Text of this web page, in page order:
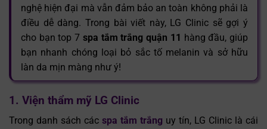
nghệ hiện đại mà vẫn đảm bảo an toàn không phải là
điều dễ dàng. Trong bài viết này, LG Clinic sẽ gợi ý
cho bạn top 7 spa tắm trắng quận 11 hàng đầu, giúp
bạn nhanh chóng loại bỏ sắc tố melanin và sở hữu
làn da mịn màng như ý!
1. Viện thẩm mỹ LG Clinic
Trong danh sách các spa tắm trắng uy tín, LG Clinic là cái